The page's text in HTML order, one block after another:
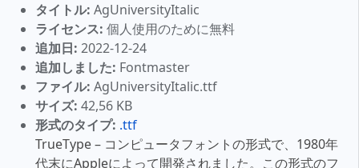
タイトル: AgUniversityItalic
ライセンス: 個人使用のために無料
追加日: 2022-12-24
追加しました: Fontmaster
ファイル: AgUniversityItalic.ttf
サイズ: 42,56 KB
形式のタイプ: .ttf
TrueType – コンピュータフォントの形式で、1980年
代末にAppleによって開発されました。この形式のフ